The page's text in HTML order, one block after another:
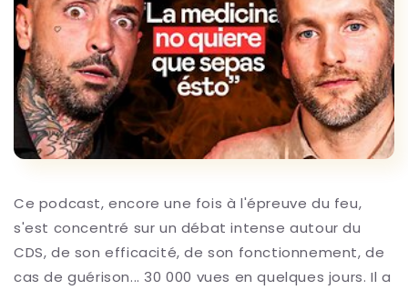
Ce podcast, encore une fois à l'épreuve du feu,
s'est concentré sur un débat intense autour du
CDS, de son efficacité, de son fonctionnement, de
cas de guérison... 30 000 vues en quelques jours. Il a